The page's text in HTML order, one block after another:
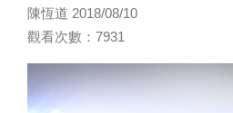
陳恆道 2018/08/10
觀看次數：7931